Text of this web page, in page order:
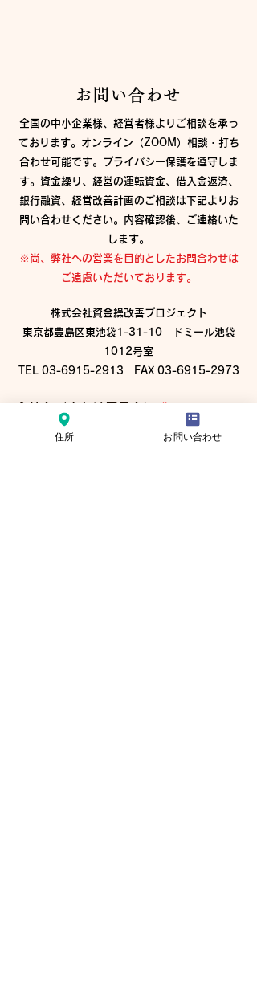
お問い合わせ
全国の中小企業様、経営者様よりご相談を承っ
ております。オンライン（ZOOM）相談・打ち
合わせ可能です。プライバシー保護を遵守しま
す。資金繰り、経営の運転資金、借入金返済、
銀行融資、経営改善計画のご相談は下記よりお
問い合わせください。
内容確認後、ご連絡いた
します。
※尚、弊社への営業を目的としたお問合わせは
ご遠慮いただいております。
株式会社資金繰改善プロジェクト
東京都豊島区東池袋1-31-10 ドミール池袋
1012号室
TEL 03-6915-2913 FAX 03-6915-2973
住所 お問い合わせ